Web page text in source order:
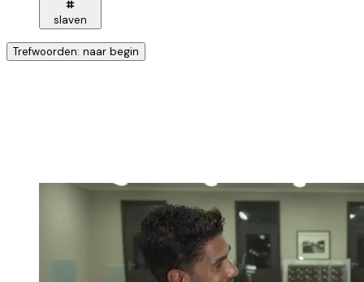
slaven
Trefwoorden: naar begin